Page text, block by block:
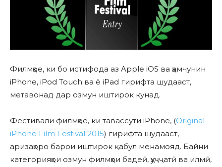
Филмҳое, ки бо истифода аз Apple iOS ва ҳамчунин
iPhone, iPod Touch ва ё iPad гирифта шудааст,
метавонад дар озмун иштирок кунад.
Фестивали филмҳое, ки тавассути iPhone, (Original
iPhone Film Festival 2015) гирифта шудааст,
аризаҳоро барои иштирок қабул менамояд. Байни
категорияҳои озмун филмҳои бадеӣ, ҳуҷҷатӣ ва илмӣ,